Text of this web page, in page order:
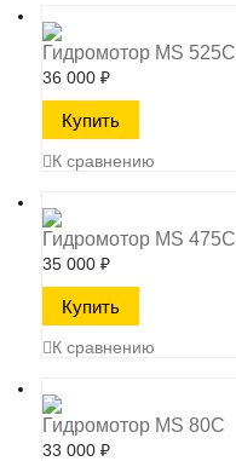
Гидромотор MS 525C
36 000 ₽
К сравнению
Гидромотор MS 475C
35 000 ₽
К сравнению
Гидромотор MS 80C
33 000 ₽